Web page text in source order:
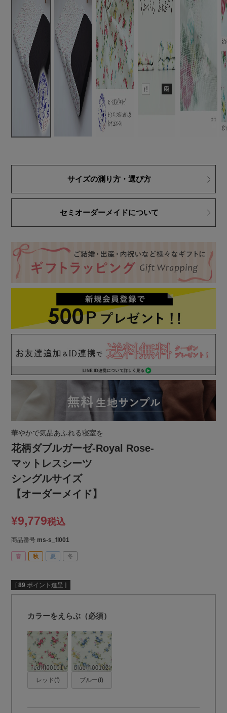
サイズの測り方・選び方
セミオーダーメイドについて
華やかで気品あふれる寝室を
花柄ダブルガーゼ-Royal Rose-
マットレスシーツ
シングルサイズ
【オーダーメイド】
¥9,779税込
商品番号 ms-s_fl001
春 秋 夏 冬
[ 89 ポイント進呈 ]
カラーをえらぶ（必須）
レッド(f) ブルー(f)